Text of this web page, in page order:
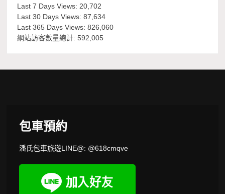
Last 7 Days Views: 20,702
Last 30 Days Views:87,634
Last 365 Days Views:826,060
網站訪客數量總計:592,005
包車預約
潘氏包車旅遊LINE@: @618cmqve